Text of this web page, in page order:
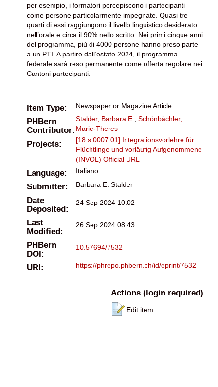
per esempio, i formatori percepiscono i partecipanti
come persone particolarmente impegnate. Quasi tre
quarti di essi raggiungono il livello linguistico desiderato
nell’orale e circa il 90% nello scritto. Nei primi cinque anni
del programma, più di 4000 persone hanno preso parte
a un PTI. A partire dall’estate 2024, il programma
federale sarà reso permanente come offerta regolare nei
Cantoni partecipanti.
Item Type: Newspaper or Magazine Article
PHBern
Contributor:
Stalder, Barbara E.
Schönbächler,
Marie-Theres
Projects:
[18 s 0007 01] Integrationsvorlehre für
Flüchtlinge und vorläufig Aufgenommene
(INVOL) Official URL
Language: Italiano
Submitter: Barbara E. Stalder
Date
Deposited:
24 Sep 2024 10:02
Last
Modified:
26 Sep 2024 08:43
PHBern
DOI:
10.57694/7532
URI: https://phrepo.phbern.ch/id/eprint/7532
Actions (login required)
Edit item